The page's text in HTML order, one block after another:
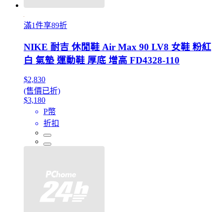
滿1件享89折
NIKE 耐吉 休閒鞋 Air Max 90 LV8 女鞋 粉紅
白 氣墊 運動鞋 厚底 增高 FD4328-110
$2,830
(售價已折)
$3,180
P幣
折扣